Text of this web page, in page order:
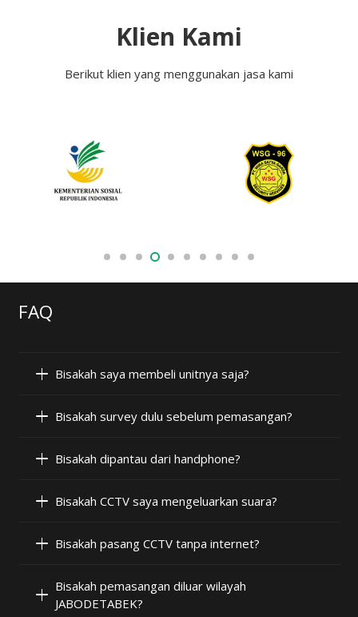
Klien Kami
Berikut klien yang menggunakan jasa kami
FAQ
Bisakah saya membeli unitnya saja?
Bisakah survey dulu sebelum pemasangan?
Bisakah dipantau dari handphone?
Bisakah CCTV saya mengeluarkan suara?
Bisakah pasang CCTV tanpa internet?
Bisakah pemasangan diluar wilayah
JABODETABEK?